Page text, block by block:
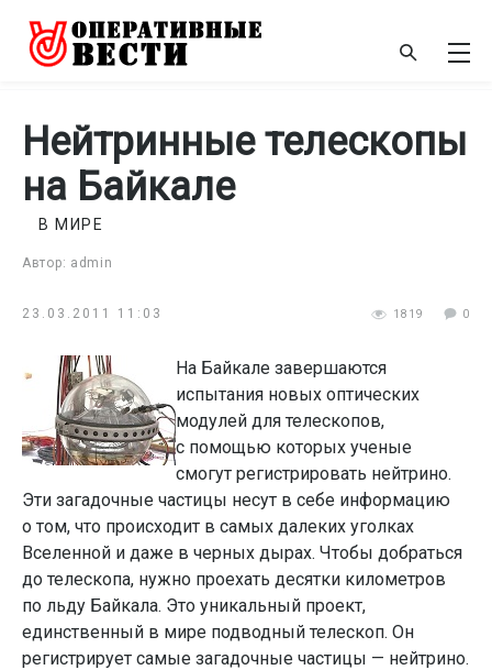
Нейтринные телескопы
на Байкале
Автор: admin
В МИРЕ
23.03.2011 11:03 1819 0
На Байкале завершаются
испытания новых оптических
модулей для телескопов,
с помощью которых ученые
смогут регистрировать нейтрино.
Эти загадочные частицы несут в себе информацию
о том, что происходит в самых далеких уголках
Вселенной и даже в черных дырах. Чтобы добраться
до телескопа, нужно проехать десятки километров
по льду Байкала. Это уникальный проект,
единственный в мире подводный телескоп. Он
регистрирует самые загадочные частицы — нейтрино.